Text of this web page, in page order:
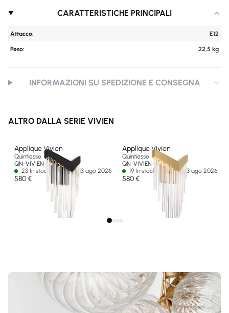
CARATTERISTICHE PRINCIPALI
Attacco: E12
Peso: 22,5 kg
INFORMAZIONI SU SPEDIZIONE E CONSEGNA
ALTRO DALLA SERIE VIVIEN
Applique Vivien
Quintiesse
QN-VIVIEN-1W-BK
23 In stock - Ships by 13 ago 2026
580 €
Applique Vivien
Quintiesse
QN-VIVIEN-1W-BG
19 In stock - Ships by 13 ago 2026
580 €